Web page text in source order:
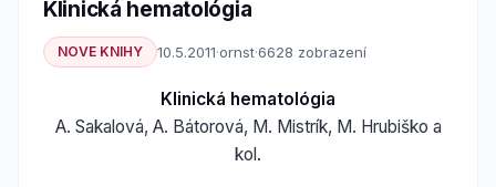
Klinická hematológia
NOVE KNIHY 10.5.2011·ornst·6628 zobrazení
Klinická hematológia
A. Sakalová, A. Bátorová, M. Mistrík, M. Hrubiško a
kol.